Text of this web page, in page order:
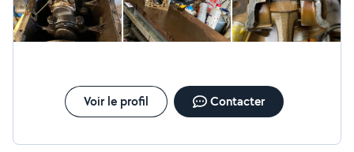
Voir le profil Contacter